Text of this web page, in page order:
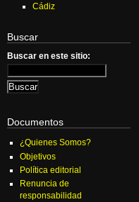
Cádiz
Buscar
Buscar en este sitio:
Documentos
¿Quienes Somos?
Objetivos
Política editorial
Renuncia de
responsabilidad